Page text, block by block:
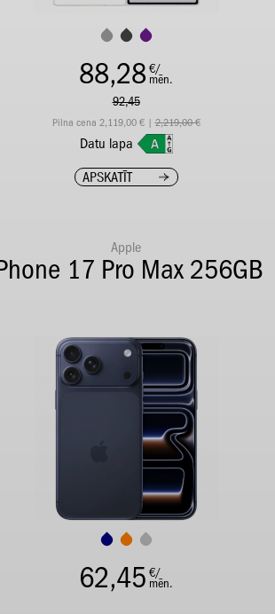
88,28 €/
mēn.
92,45
Pilna cena 2,119,00 € |2,219,00 €
Datu lapa
APSKATĪT
Apple
17 Pro Max 256GB
62,45 €/
mēn.